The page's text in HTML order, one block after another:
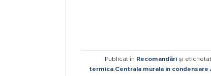
Publicat în Recomandări și etichetat
termica,Centrala murala in